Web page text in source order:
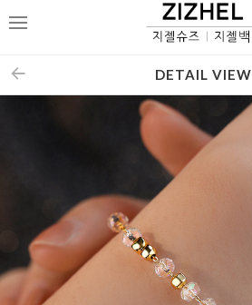
메
DETAIL VIEW